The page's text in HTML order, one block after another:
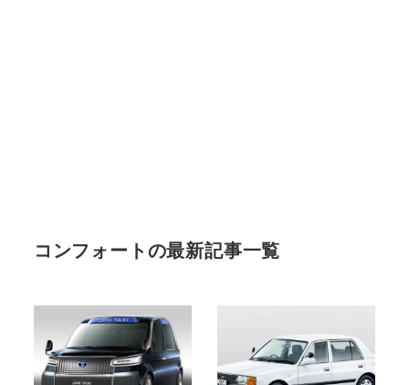
コンフォートの最新記事一覧